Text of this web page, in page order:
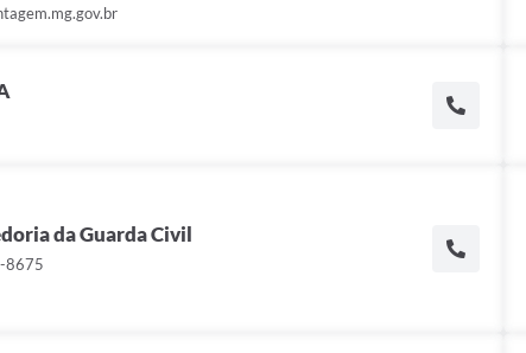
da Guarda Civil
8675